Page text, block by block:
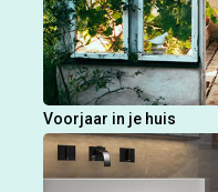
Voorjaar in je huis